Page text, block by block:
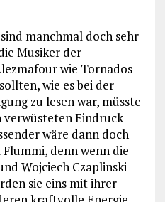
manchmal doch sehr
Musiker der
wie Tornados
wie es bei der
zu lesen war, müsste
verwüsteten Eindruck
wäre dann doch
denn wenn die
Wojciech Czaplinski
sie eins mit ihrer